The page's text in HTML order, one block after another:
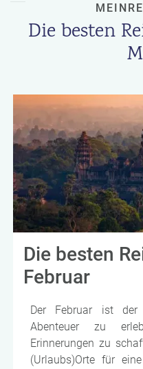
Die besten
Die besten
Februar
Der Februar ist
Abenteuer zu
Erinnerungen zu
(Urlaubs)Orte für